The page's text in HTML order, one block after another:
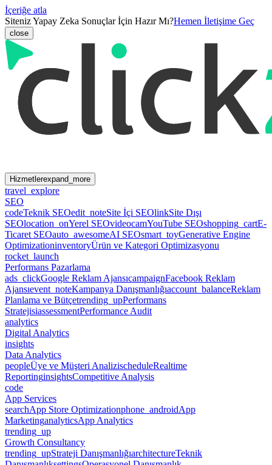
İçeriğe atla
Siteniz Yapay Zeka Sonuçlar İçin Hazır Mı?Hemen İletişime Geç
close
Hizmetlerexpand_more
travel_explore
SEO
codeTeknik SEOedit_noteSite İçi SEOlinkSite Dışı
SEOlocation_onYerel SEOvideocamYouTube SEOshopping_cartE-
Ticaret SEOauto_awesomeAI SEOsmart_toyGenerative Engine
OptimizationinventoryÜrün ve Kategori Optimizasyonu
rocket_launch
Performans Pazarlama
ads_clickGoogle Reklam AjansıcampaignFacebook Reklam
Ajansıevent_noteKampanya Danışmanlığıaccount_balanceReklam
Planlama ve Bütçetrending_upPerformans
StratejisiassessmentPerformance Audit
analytics
Digital Analytics
insights
Data Analytics
peopleÜye ve Müşteri AnalizischeduleRealtime
ReportinginsightsCompetitive Analysis
code
App Services
searchApp Store Optimizationphone_androidApp
MarketinganalyticsApp Analytics
trending_up
Growth Consultancy
trending_upStrateji DanışmanlığıarchitectureTeknik